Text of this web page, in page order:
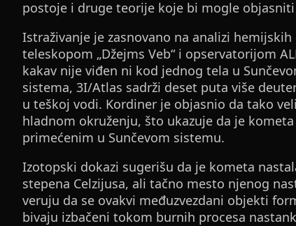
postoje i druge teorije koje bi mogle
Istraživanje je zasnovano na analizi
teleskopom „Džejms Veb“ i opservatorijom
kakav nije viđen ni kod jednog tela u
sistema, 3I/Atlas sadrži deset puta više
u teškoj vodi. Kordiner je objasnio da tako
hladnom okruženju, što ukazuje da je
primećenim u Sunčevom sistemu.
Izotopski dokazi sugerišu da je kometa
stepena Celzijusa, ali tačno mesto njenog
veruju da se ovakvi međuzvezdani objekti
bivaju izbačeni tokom burnih procesa